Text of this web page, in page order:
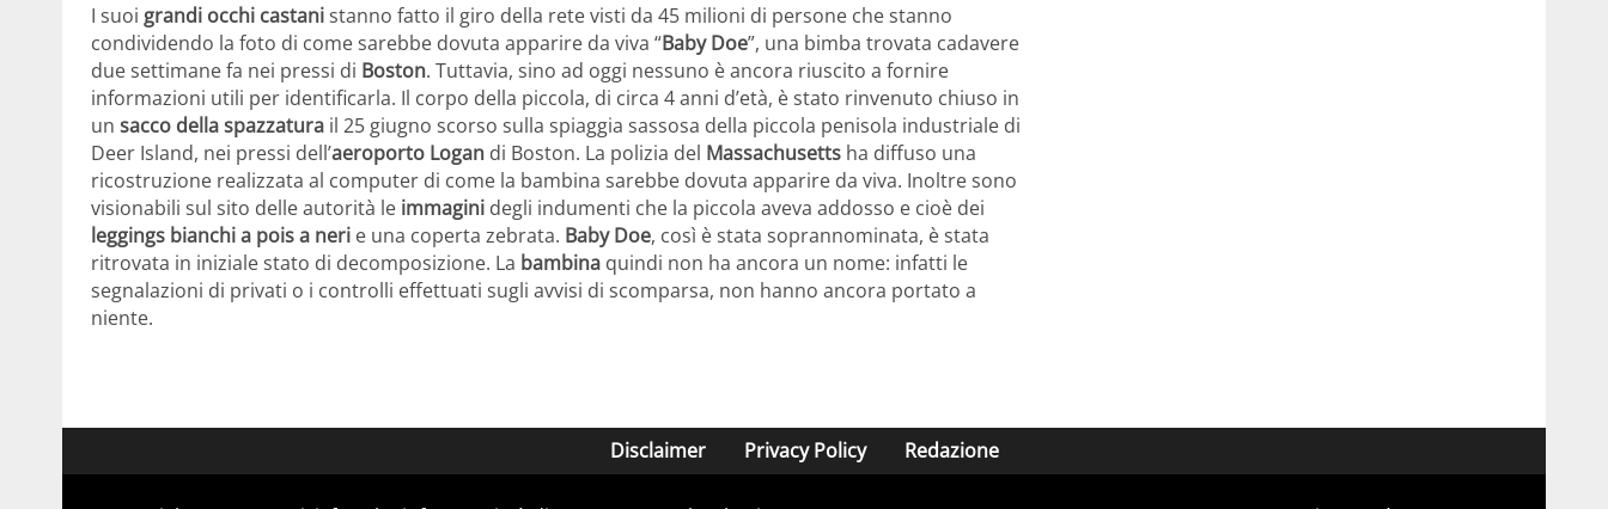
I suoi grandi occhi castanistanno fatto il giro della rete visti da 45 milioni di persone che stanno
condividendo la foto di come sarebbe dovuta apparire da viva “Baby Doe”, una bimba trovata cadavere
due settimane fa nei pressi di Boston. Tuttavia, sino ad oggi nessuno è ancora riuscito a fornire
informazioni utili per identificarla. Il corpo della piccola, di circa 4 anni d’età, è stato rinvenuto chiuso in
un sacco della spazzatura il 25 giugno scorso sulla spiaggia sassosa della piccola penisola industriale di
Deer Island, nei pressi dell’aeroporto Logan di Boston. La polizia del Massachusetts ha diffuso una
ricostruzione realizzata al computer di come la bambina sarebbe dovuta apparire da viva. Inoltre sono
visionabili sul sito delle autorità le immagini degli indumenti che la piccola aveva addosso e cioè dei
leggings bianchi a pois a neri e una coperta zebrata. Baby Doe, così è stata soprannominata, è stata
ritrovata in iniziale stato di decomposizione. La bambina quindi non ha ancora un nome: infatti le
segnalazioni di privati o i controlli effettuati sugli avvisi di scomparsa, non hanno ancora portato a
niente.
Disclaimer Privacy Policy Redazione